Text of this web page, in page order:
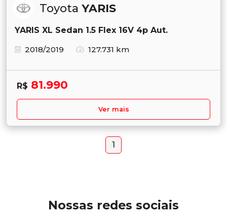
Toyota YARIS
YARIS XL Sedan 1.5 Flex 16V 4p Aut.
2018/2019
127.731 km
R$ 81.990
Ver mais
1
Nossas redes sociais